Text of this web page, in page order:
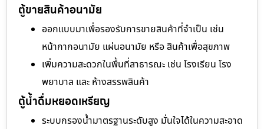
ตู้ขายสินค้าอนามัย
ออกแบบมาเพื่อรองรับการขายสินค้าที่จำเป็น เช่น
หน้ากากอนามัย แผ่นอนามัย หรือ สินค้าเพื่อสุขภาพ
เพิ่มความสะดวกในพื้นที่สาธารณะ เช่น โรงเรียน โรง
พยาบาล และ ห้างสรรพสินค้า
ตู้น้ำดื่มหยอดเหรียญ
ระบบกรองน้ำมาตรฐานระดับสูง มั่นใจได้ในความสะอาด